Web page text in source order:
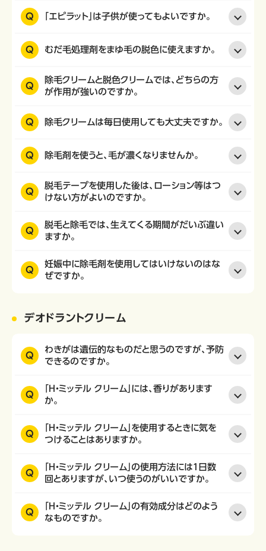
Q 「エピラット」は子供が使ってもよいですか。
Q むだ毛処理剤をまゆ毛の脱色に使えますか。
Q
除毛クリームと脱色クリームでは、どちらの方
が作用が強いのですか。
Q 除毛クリームは毎日使用しても大丈夫ですか。
Q 除毛剤を使うと、毛が濃くなりませんか。
Q
脱毛テープを使用した後は、ローション等はつ
けない方がよいのですか。
Q
脱毛と除毛では、生えてくる期間がだいぶ違い
ますか。
Q
妊娠中に除毛剤を使用してはいけないのはな
ぜですか。
デオドラントクリーム
Q
わきがは遺伝的なものだと思うのですが、予防
できるのですか。
Q
「H・ミッテル クリーム」には、香りがあります
か。
Q
「H・ミッテル クリーム」を使用するときに気を
つけることはありますか。
Q
「H・ミッテル クリーム」の使用方法には１日数
回とありますが、いつ使うのがいいですか。
Q
「H・ミッテル クリーム」の有効成分はどのよう
なものですか。